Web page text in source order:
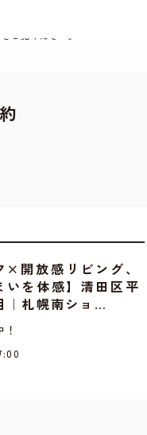
×開放感リビング、
いを体感】清田区平
｜札幌南ショ…
しいですか? 当社ではお客様の
て、およびご質問がある場合
ご覧ください。